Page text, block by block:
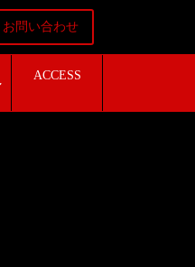
お問い合わせ
ACCESS